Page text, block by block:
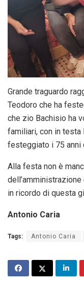
Grande traguardo
Teodoro che ha
che zio Bachisio ha
familiari, con in testa
festeggiato i 75 anni
Alla festa non è
in ricordo di questa
Antonio Caria
Tags: Antonio Caria